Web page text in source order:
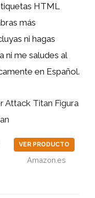
HTML
más
ni hagas
ni me saludes al
en Español.
Attack Titan Figura
VER PRODUCTO
Amazon.es